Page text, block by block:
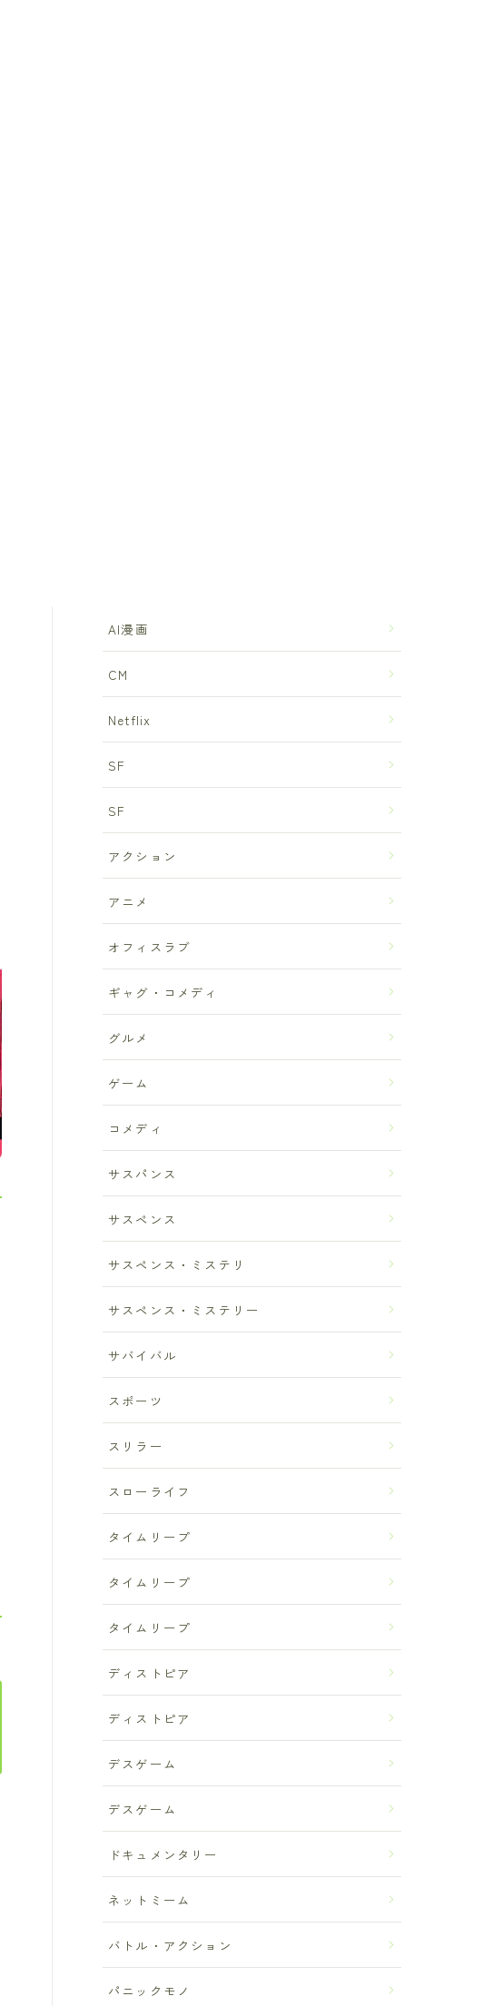
AI漫画
CM
Netflix
SF
SF
アクション
アニメ
オフィスラブ
ギャグ・コメディ
グルメ
ゲーム
コメディ
サスパンス
サスペンス
サスペンス・ミステリ
サスペンス・ミステリー
サバイバル
スポーツ
スリラー
スローライフ
タイムリープ
タイムリープ
タイムリープ
ディストピア
ディストピア
デスゲーム
デスゲーム
ドキュメンタリー
ネットミーム
バトル・アクション
パニックモノ